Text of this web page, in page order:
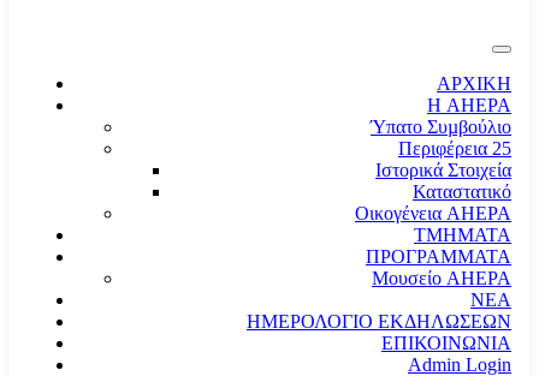
ΑΡΧΙΚΗ
Η AHEPA
Ύπατο Συµβούλιο
Περιφέρεια 25
Ιστορικά Στοιχεία
Καταστατικό
Οικογένεια AHEPA
ΤΜΗΜΑΤΑ
ΠΡΟΓΡΑΜΜΑΤΑ
Μουσείο AHEPA
ΝΕΑ
ΗΜΕΡΟΛΟΓΙΟ ΕΚΔΗΛΩΣΕΩΝ
ΕΠΙΚΟΙΝΩΝΙΑ
Admin Login